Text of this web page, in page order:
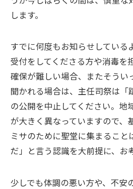
します。
すでに何度もお知らせしている
受付をしてくださる方や消毒を
確保が難しい場合、またそうい
聞かれる場合は、主任司祭は「
の公開を中止してください。地
が大きく異なっていますので、
ミサのために聖堂に集まること
だ」と言う認識を大前提に、お
少しでも体調の悪い方や、不安